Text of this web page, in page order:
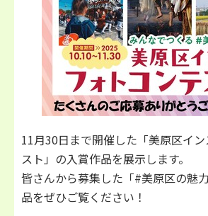
11月30日まで開催した「美原区イ
スト」の入賞作品を展示します。
皆さんから募集した「#美原区の魅
品をぜひご覧ください！